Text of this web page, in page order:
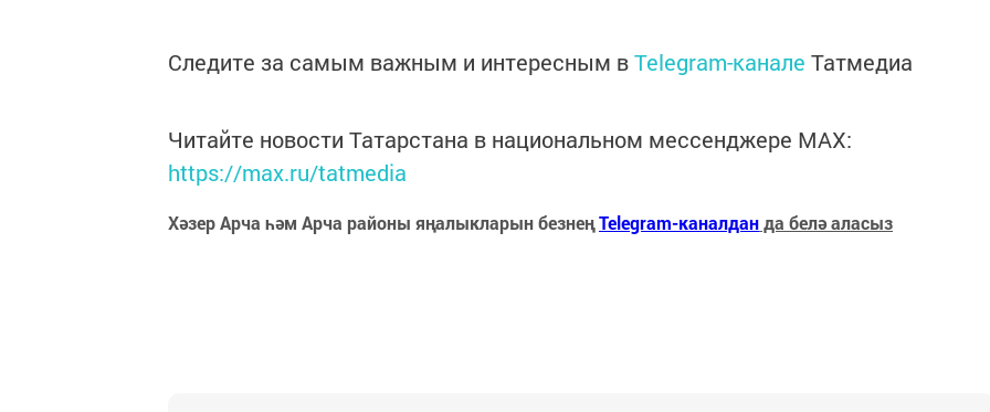
Следите за самым важным и интересным вTelegram-канале Татмедиа
Читайте новости Татарстана в национальном мессенджере MАХ:
https://max.ru/tatmedia
Хәзер Арча һәм Арча районы яңалыкларын безнеңTelegram-каналданда белә аласыз